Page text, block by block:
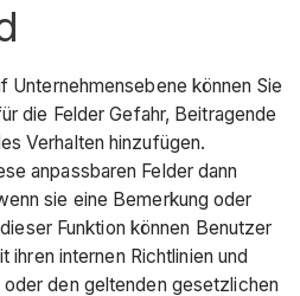
Unternehmensebene können Sie
die Felder Gefahr, Beitragende
Verhalten hinzufügen.
anpassbaren Felder dann
sie eine Bemerkung oder
Funktion können Benutzer
ihren internen Richtlinien und
den geltenden gesetzlichen